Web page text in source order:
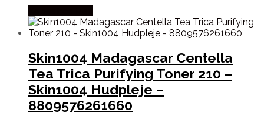
Skin1004 Madagascar Centella
Tea Trica Purifying Toner 210 –
Skin1004 Hudpleje –
8809576261660